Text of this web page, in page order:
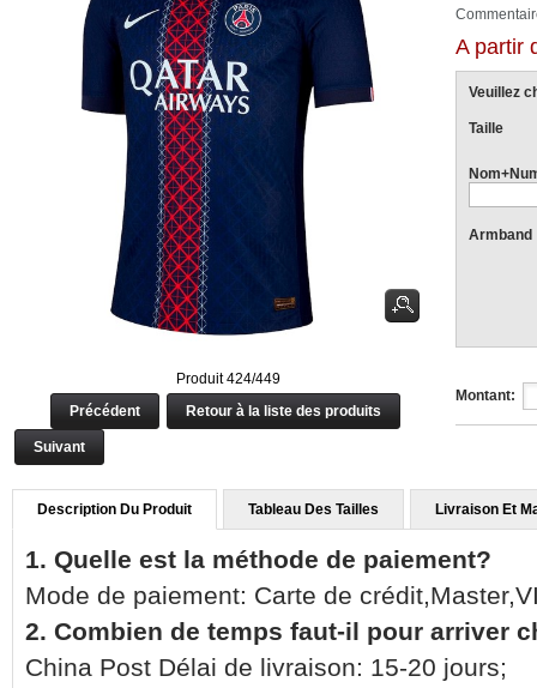
Produit 424/449
Précédent
Retour à la liste des produits
Suivant
A partir
Veuillez
Taille
Armband
Montant:
Description Du Produit Tableau Des Tailles Livraison Et
1. Quelle est la méthode de paiement?
Mode de paiement: Carte de
2. Combien de temps faut-il pour arriver
China Post Délai de livraison: 15-20 jours;